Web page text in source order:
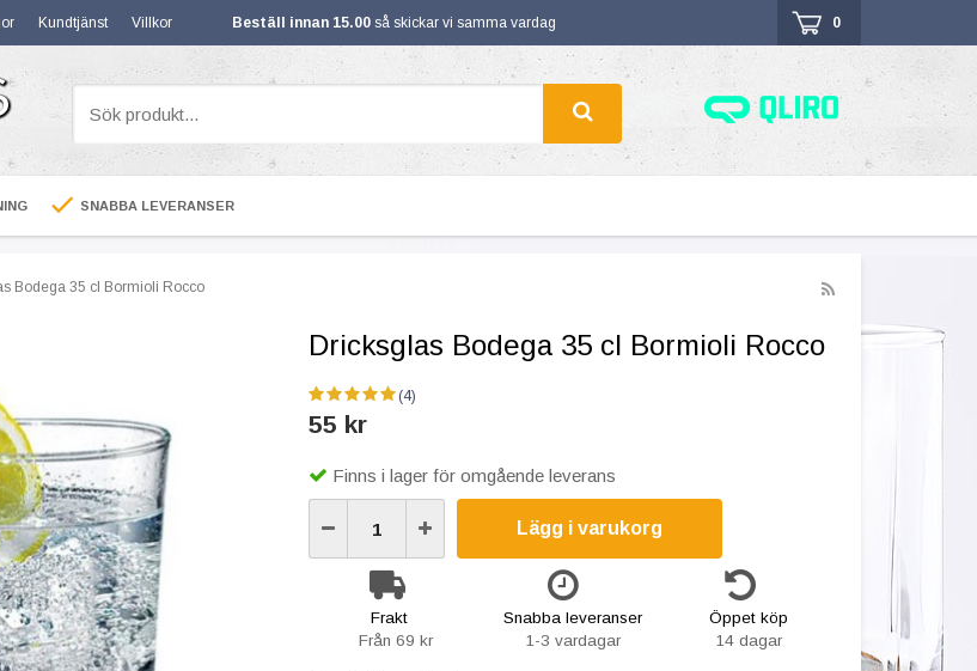
Kundtjänst Villkor Beställ innan 15.00 så skickar vi samma vardag 0
SNABBA LEVERANSER
Bodega 35 cl Bormioli Rocco
Dricksglas Bodega 35 cl Bormioli Rocco
(4)
55 kr
Finns i lager för omgående leverans
Lägg i varukorg
Frakt
Från 69 kr
Snabba leveranser
1-3 vardagar
Öppet köp
14 dagar